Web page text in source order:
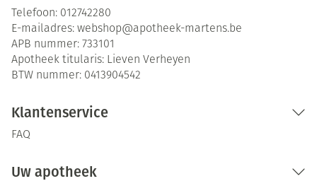
Telefoon: 012742280
E-mailadres: webshop@apotheek-martens.be
APB nummer: 733101
Apotheek titularis: Lieven Verheyen
BTW nummer: 0413904542
Klantenservice
FAQ
Uw apotheek